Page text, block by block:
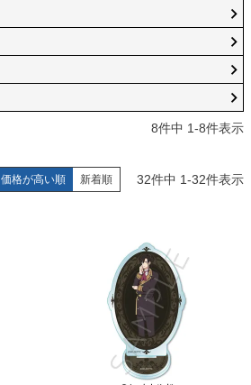
8件中 1-8件表示
価格が高い順 新着順 32件中 1-32件表示